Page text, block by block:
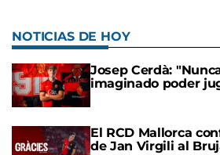
NOTICIAS DE HOY
Josep Cerdà:
imaginado poder
El RCD Mallorca
de Jan Virgili al